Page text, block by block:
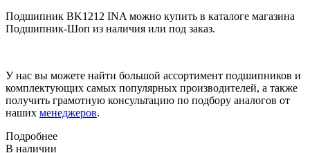
Подшипник BK1212 INA можно купить в каталоге магазина
Подшипник-Шоп из наличия или под заказ.
У нас вы можете найти большой ассортимент подшипников и
комплектующих самых популярных производителей, а также
получить грамотную консультацию по подбору аналогов от
наших менеджеров.
Подробнее
В наличии